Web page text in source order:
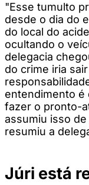
"Esse tumulto
desde o dia do
do local do
ocultando o
delegacia
do crime iria
entendimento é
fazer o pronto-
assumiu isso de
resumiu a
Júri está